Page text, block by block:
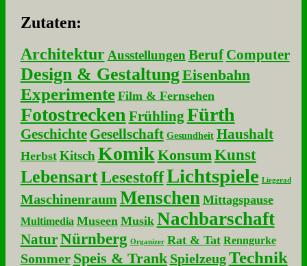
Zu­ta­ten:
Architektur Ausstellungen Beruf Computer
Design & GestaltungEisenbahn
Experimente Film & Fernsehen
Fotostrecken Frühling Fürth
Geschichte Gesellschaft Gesundheit Haushalt
Herbst Kitsch KomikKonsumKunst
LebensartLesestoffLichtspiele Liegerad
Maschinenraum Menschen Mittagspause
Multimedia Museen Musik Nachbarschaft
NaturNürnberg Organizer Rat & Tat Renngurke
Sommer Speis & Trank Spielzeug Technik